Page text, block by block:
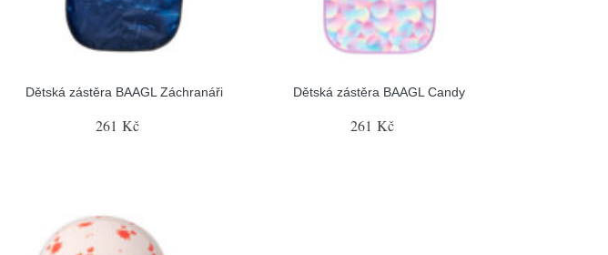
Dětská zástěra BAAGL Záchranáři
261 Kč
Dětská zástěra BAAGL Candy
261 Kč